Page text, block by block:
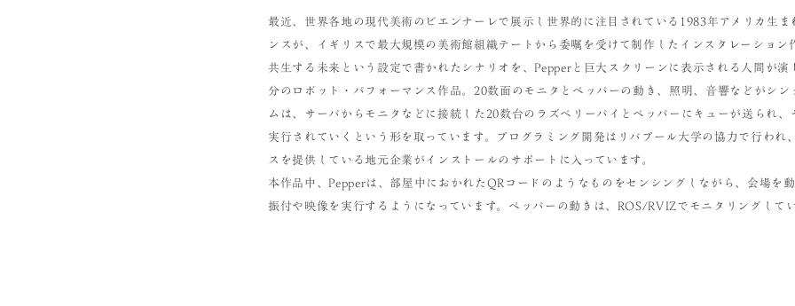
最近、世界各地の現代美術のビエンナーレで展示し世界的に注目されている1983年アメリカ生
ンスが、イギリスで最大規模の美術館組織テートから委嘱を受けて制作したインスタレーション
共生する未来という設定で書かれたシナリオを、Pepperと巨大スクリーンに表示される人間が
分のロボット・パフォーマンス作品。20数面のモニタとペッパーの動き、照明、音響などがシ
ムは、サーバからモニタなどに接続した20数台のラズベリーパイとペッパーにキューが送られ
実行されていくという形を取っています。プログラミング開発はリバプール大学の協力で行われ
スを提供している地元企業がインストールのサポートに入っています。
本作品中、Pepperは、部屋中におかれたQRコードのようなものをセンシングしながら、会場を
振付や映像を実行するようになっています。ペッパーの動きは、ROS/RVIZでモニタリングしてい